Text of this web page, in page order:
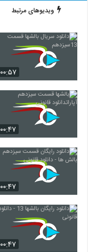
ویدیوهای مرتبط
۰۰:۵۷
۰۰:۴۷
۰۰:۴۷
۰۰:۴۷